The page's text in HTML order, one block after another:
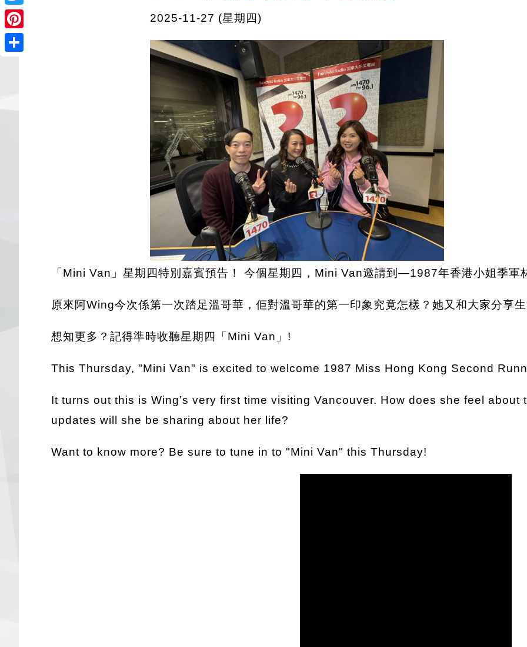
Twitter
Pinterest
2025-11-27 (星期四)
「Mini Van」星期四特別嘉賓預告！ 今個星期四，Mini Van邀請到—1987年香港小姐季軍
原來阿Wing今次係第一次踏足溫哥華，佢對溫哥華的第一印象究竟怎樣？她又和大家分享
想知更多？記得準時收聽星期四「Mini Van」!
This Thursday, "Mini Van" is excited to welcome 1987 Miss Hong Kong Second
It turns out this is Wing’s very first time visiting Vancouver. How does she feel
updates will she be sharing about her life?
Want to know more? Be sure to tune in to "Mini Van" this Thursday!